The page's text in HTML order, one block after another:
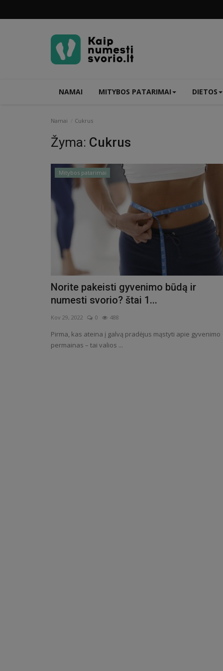
NAMAI MITYBOS PATARIMAI DIETOS
Namai Cukrus
Žyma: Cukrus
Mitybos patarimai
Norite pakeisti gyvenimo būdą ir
numesti svorio? štai 1...
Kov 29, 2022 0 488
Pirma, kas ateina į galvą pradėjus mąstyti apie gyvenimo
permainas – tai valios ...